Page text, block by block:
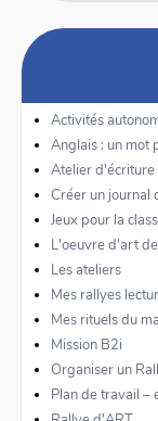
Activités
Anglais : un mot
Atelier d'écriture
Créer un journal
Jeux pour la
L'oeuvre d'art
Les ateliers
Mes rallyes
Mes rituels du
Mission B2i
Organiser un
Plan de travail –